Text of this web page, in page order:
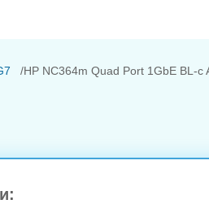
HP NC364m Quad Port 1GbE BL-c